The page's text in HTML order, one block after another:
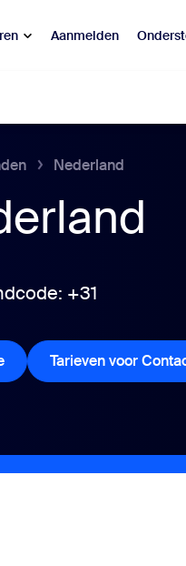
Aanmelden
voor buzz: de oplossingen
Canvas
Nederland
+31
Tarieven voor Zoom Phone
Tarieven voor